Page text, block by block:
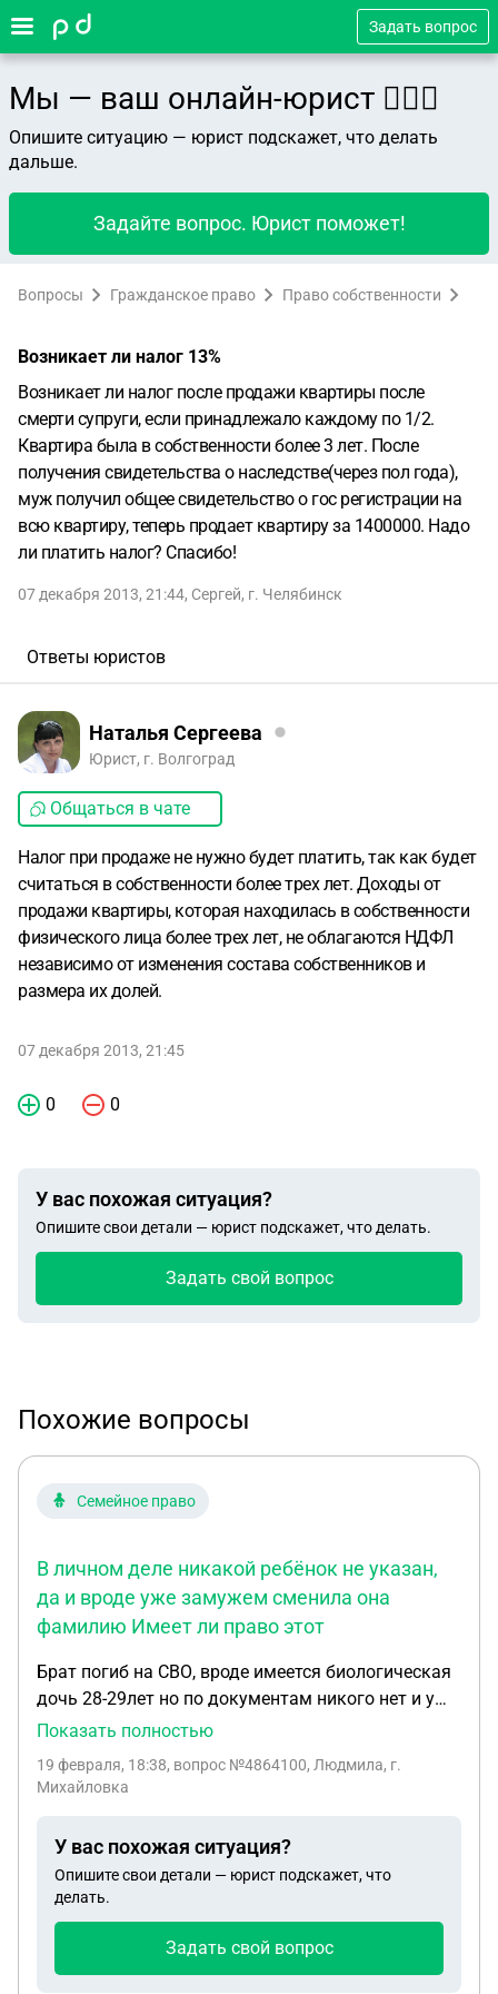
Задать вопрос
Мы — ваш онлайн-юрист 👨🏻‍⚖️
Опишите ситуацию — юрист подскажет, что делать
дальше.
Задайте вопрос. Юрист поможет!
Вопросы Гражданское право Право собственности
Возникает ли налог 13%
Возникает ли налог после продажи квартиры после
смерти супруги, если принадлежало каждому по 1/2.
Квартира была в собственности более 3 лет. После
получения свидетельства о наследстве(через пол года),
муж получил общее свидетельство о гос регистрации на
всю квартиру, теперь продает квартиру за 1400000. Надо
ли платить налог? Спасибо!
07 декабря 2013, 21:44, Сергей, г. Челябинск
Ответы юристов
Наталья Сергеева
Юрист, г. Волгоград
Общаться в чате
Налог при продаже не нужно будет платить, так как будет
считаться в собственности более трех лет. Доходы от
продажи квартиры, которая находилась в собственности
физического лица более трех лет, не облагаются НДФЛ
независимо от изменения состава собственников и
размера их долей.
07 декабря 2013, 21:45
0 0
У вас похожая ситуация?
Опишите свои детали — юрист подскажет, что делать.
Задать свой вопрос
Похожие вопросы
Семейное право
В личном деле никакой ребёнок не указан,
да и вроде уже замужем сменила она
фамилию Имеет ли право этот
Брат погиб на СВО, вроде имеется биологическая
дочь 28-29лет но по документам никого нет и у
этого ребёнка записан в свидетельстве о
фамилии те же. Кроме меня других
лет расторгнут ей же по суду, в браке детей от
него тоже нет Признавал он на словах дочь или
нет не знаю, помогал ли нет тоже, но жил так себе
отшельником, не работал официально. В личном
деле никакой ребёнок не указан, да и вроде уже
Показать полностью
19 февраля, 18:38, вопрос №4864100, Людмила, г.
Михайловка
У вас похожая ситуация?
Опишите свои детали — юрист подскажет, что
делать.
Задать свой вопрос